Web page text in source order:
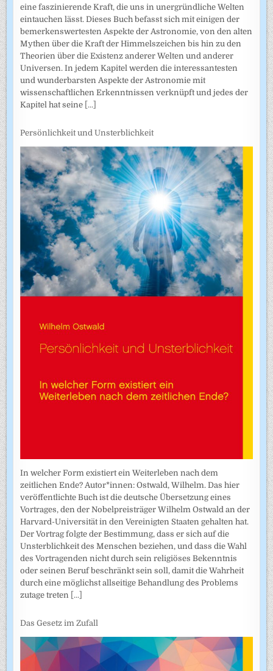
eine faszinierende Kraft, die uns in unergründliche Welten
eintauchen lässt. Dieses Buch befasst sich mit einigen der
bemerkenswertesten Aspekte der Astronomie, von den alten
Mythen über die Kraft der Himmelszeichen bis hin zu den
Theorien über die Existenz anderer Welten und anderer
Universen. In jedem Kapitel werden die interessantesten
und wunderbarsten Aspekte der Astronomie mit
wissenschaftlichen Erkenntnissen verknüpft und jedes der
Kapitel hat seine [...]
Persönlichkeit und Unsterblichkeit
In welcher Form existiert ein Weiterleben nach dem
zeitlichen Ende? Autor*innen: Ostwald, Wilhelm. Das hier
veröffentlichte Buch ist die deutsche Übersetzung eines
Vortrages, den der Nobelpreisträger Wilhelm Ostwald an der
Harvard-Universität in den Vereinigten Staaten gehalten hat.
Der Vortrag folgte der Bestimmung, dass er sich auf die
Unsterblichkeit des Menschen beziehen, und dass die Wahl
des Vortragenden nicht durch sein religiöses Bekenntnis
oder seinen Beruf beschränkt sein soll, damit die Wahrheit
durch eine möglichst allseitige Behandlung des Problems
zutage treten [...]
Das Gesetz im Zufall